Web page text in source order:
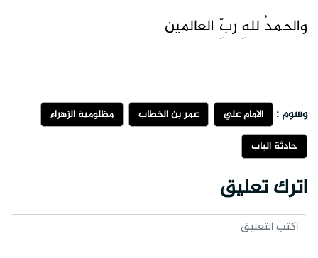
والحمدُ للهِ ربِّ العالمين
وسوم : الامام علي عمر بن الخطاب
مظلومية الزهراء
حادثة الباب
اترك تعليق